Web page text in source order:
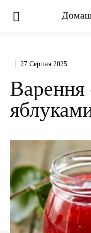
27 Серпня 2025
Варення